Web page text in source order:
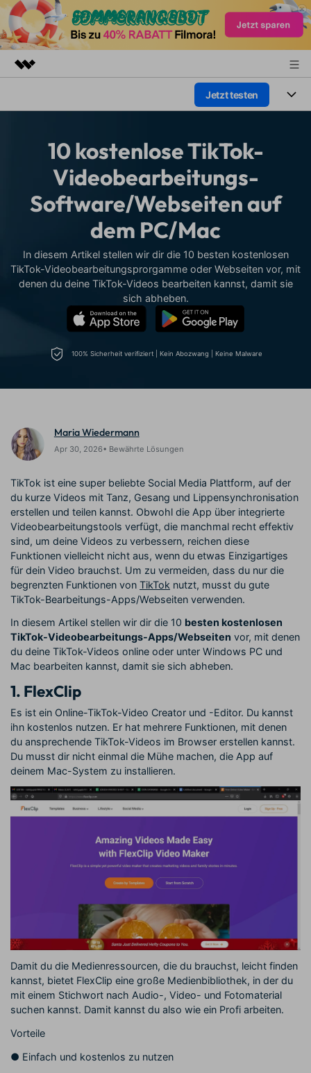
Dienstprogramme
Presseraum
Support
Jetzt testen
Plattformen
Funktionen
Assets
Video/Foto
Text
Lösungen
Marketing & Business
Lifestyle & Spaß
Über 100 heiße Video-
Prompts – schnell ähnliche
Videos erstellen
Meisterkurs
Beherrschen Sie
fortgeschrittene
Videobearbeitungsfähigkeiten
Kickstart Bootcamp
Videobearbeitungs-
Fähigkeiten mit Filmora
DIY-Spezialeffekte
Creator
Monetarisierungs-
Programm
Monetarisieren Sie
Ihren Einfluss mit Filmora
Freunde-werben-
Programm
An Freunde empfehlen,
Belohnungen erhalten
Blog
Hilfe-Center
Erste Schritte
Kunden-Support
Über Uns
Kunden-Geschichten
Erfahren Sie, wie unsere
Kunden Erfolg haben
Schalten Sie Partnerschaften
auf Unternehmensebene frei
KAUFEN Anmelden
10 kostenlose TikTok-
Videobearbeitungs-
Software/Webseiten auf
dem PC/Mac
In diesem Artikel stellen wir dir die 10 besten kostenlosen
TikTok-Videobearbeitungsprorgamme oder Webseiten vor, mit
denen du deine TikTok-Videos bearbeiten kannst, damit sie
sich abheben.
100% Sicherheit verifiziert | Kein Abozwang | Keine Malware
Maria Wiedermann
Apr 30, 2026• Bewährte Lösungen
TikTok ist eine super beliebte Social Media Plattform, auf der
du kurze Videos mit Tanz, Gesang und Lippensynchronisation
erstellen und teilen kannst. Obwohl die App über integrierte
Videobearbeitungstools verfügt, die manchmal recht effektiv
sind, um deine Videos zu verbessern, reichen diese
Funktionen vielleicht nicht aus, wenn du etwas Einzigartiges
für dein Video brauchst. Um zu vermeiden, dass du nur die
begrenzten Funktionen von TikTok nutzt, musst du gute
TikTok-Bearbeitungs-Apps/Webseiten verwenden.
In diesem Artikel stellen wir dir die 10 besten kostenlosen
TikTok-Videobearbeitungs-Apps/Webseiten vor, mit denen
du deine TikTok-Videos online oder unter Windows PC und
Mac bearbeiten kannst, damit sie sich abheben.
1. FlexClip
Es ist ein Online-TikTok-Video Creator und -Editor. Du kannst
ihn kostenlos nutzen. Er hat mehrere Funktionen, mit denen
du ansprechende TikTok-Videos im Browser erstellen kannst.
Du musst dir nicht einmal die Mühe machen, die App auf
deinem Mac-System zu installieren.
Damit du die Medienressourcen, die du brauchst, leicht finden
kannst, bietet FlexClip eine große Medienbibliothek, in der du
mit einem Stichwort nach Audio-, Video- und Fotomaterial
suchen kannst. Damit kannst du also wie ein Profi arbeiten.
Vorteile
● Einfach und kostenlos zu nutzen